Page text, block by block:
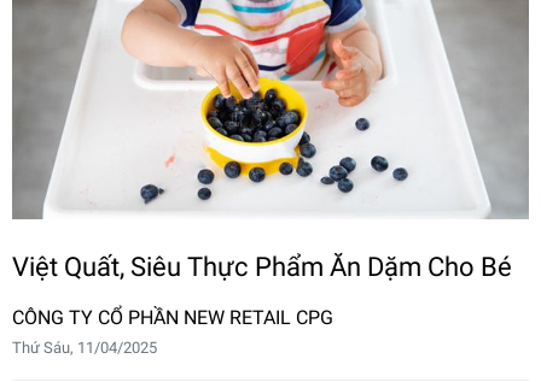
Việt Quất, Siêu Thực Phẩm Ăn Dặm Cho Bé
CÔNG TY CỔ PHẦN NEW RETAIL CPG
Thứ Sáu, 11/04/2025